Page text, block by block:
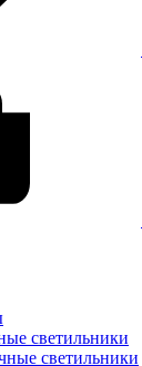
светильники
светильники